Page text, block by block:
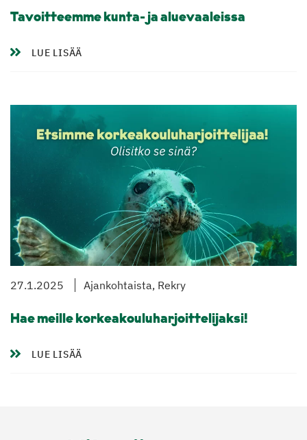
Tavoitteemme kunta- ja aluevaaleissa
LUE LISÄÄ
27.1.2025 Ajankohtaista, Rekry
Hae meille korkeakouluharjoittelijaksi!
LUE LISÄÄ